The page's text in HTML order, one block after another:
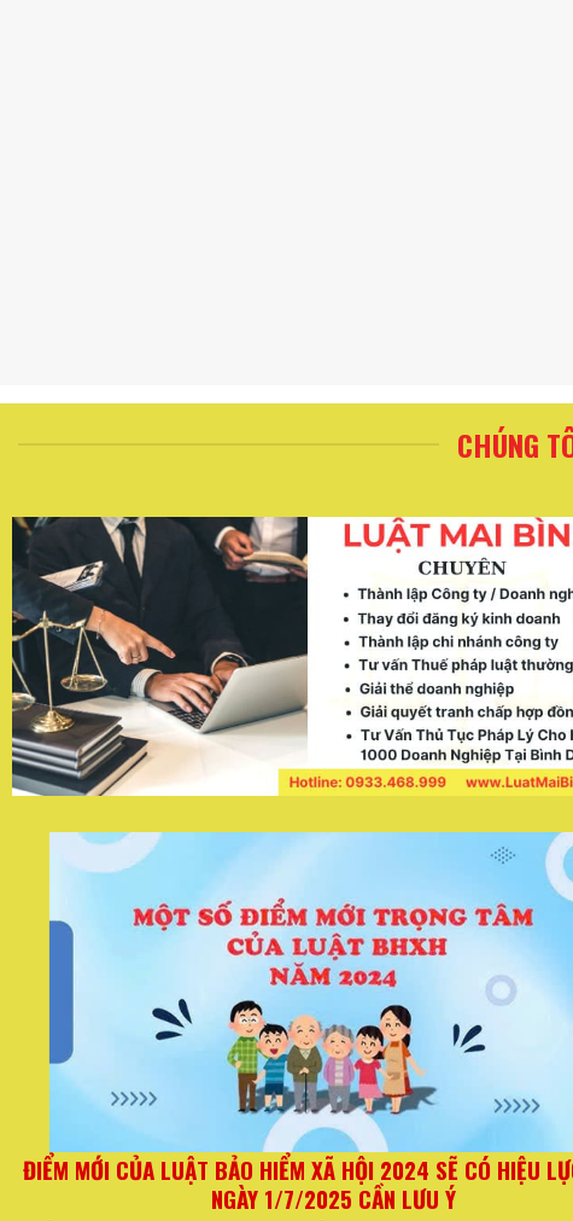
CHÚNG
Quy định mới đối với hộ kinh doanh từ ngày 01/06/
thay đổi quan trọng về hóa đơn và thuế khoán